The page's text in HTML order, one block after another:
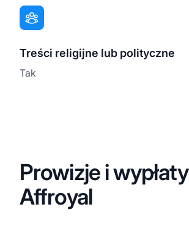
Treści religijne lub polityczne
Tak
Prowizje i wypłaty
Affroyal